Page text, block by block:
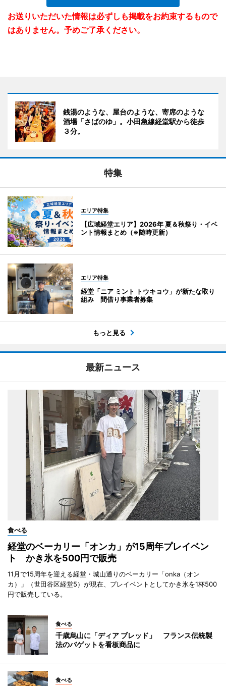
お送りいただいた情報は必ずしも掲載をお約束するもので
はありません。予めご了承ください。
銭湯のような、屋台のような、寄席のような
酒場「さばのゆ」。小田急線経堂駅から徒歩
３分。
特集
エリア特集
【広域経堂エリア】2026年 夏＆秋祭り・イベ
ント情報まとめ（※随時更新）
エリア特集
経堂「ニア ミント トウキョウ」が新たな取り
組み 間借り事業者募集
もっと見る
最新ニュース
食べる
経堂のベーカリー「オンカ」が15周年プレイベン
ト かき氷を500円で販売
11月で15周年を迎える経堂・城山通りのベーカリー「onka（オン
カ）」（世田谷区経堂5）が現在、プレイベントとしてかき氷を1杯500
円で販売している。
食べる
千歳烏山に「ディア ブレッド」 フランス伝統製
法のバゲットを看板商品に
食べる